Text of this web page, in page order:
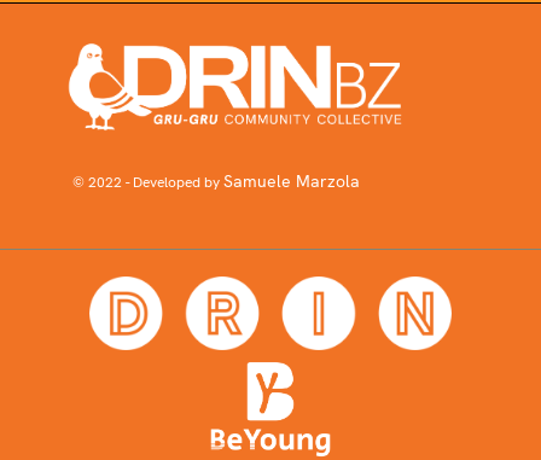
© 2022 - Developed bySamuele Marzola